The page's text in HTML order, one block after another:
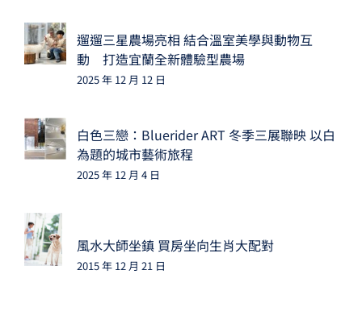
遛遛三星農場亮相 結合溫室美學與動物互
動 打造宜蘭全新體驗型農場
2025 年 12 月 12 日
白色三戀：Bluerider ART 冬季三展聯映 以白
為題的城市藝術旅程
2025 年 12 月 4 日
風水大師坐鎮 買房坐向生肖大配對
2015 年 12 月 21 日